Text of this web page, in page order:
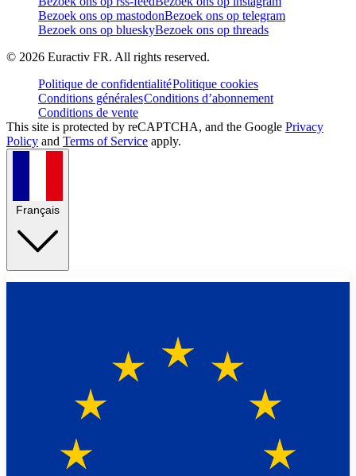
Bezoek ons op mastodonBezoek ons op telegram
Bezoek ons op blueskyBezoek ons op threads
© 2026 Euractiv FR. All rights reserved.
Politique de confidentialitéPolitique cookies
Conditions généralesConditions d’abonnement
Conditions de vente
This site is protected by reCAPTCHA, and the Google Privacy
Policy and Terms of Service apply.
Français